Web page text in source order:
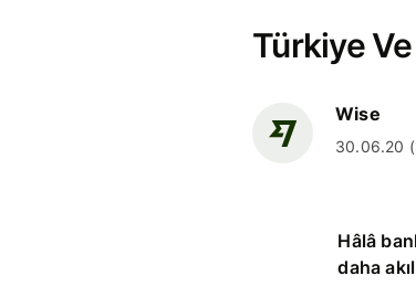
Türkiye
Wise
30.06.20
Hâlâ
daha